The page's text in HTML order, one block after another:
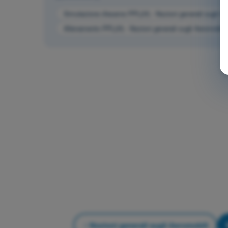
Simulazione d'esame PPL(H) - Nozioni generali sugli
Allenamento PPL(H) - Nozioni generali sugli Aeromobili
Nozioni generali sugli Aeromobili